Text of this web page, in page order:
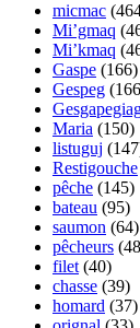
micmac
Mi’gmaq
Mi’kmaq
Gaspe (166)
Gespeg
Maria (150)
listuguj
Restigouche
pêche (145)
bateau (95)
saumon (64)
pêcheurs
filet(40)
chasse (39)
homard (37)